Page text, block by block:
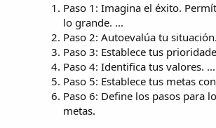
Paso 1: Imagina el éxito.
lo grande. ...
Paso 2: Autoevalúa tu
Paso 3: Establece tus
Paso 4: Identifica tus valores. ...
Paso 5: Establece tus metas
Paso 6: Define los pasos para
metas.